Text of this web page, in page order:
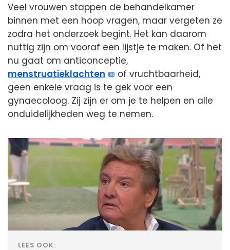
Veel vrouwen stappen de behandelkamer
binnen met een hoop vragen, maar vergeten ze
zodra het onderzoek begint. Het kan daarom
nuttig zijn om vooraf een lijstje te maken. Of het
nu gaat om anticonceptie,
menstruatieklachten
of vruchtbaarheid,
geen enkele vraag is te gek voor een
gynaecoloog. Zij zijn er om je te helpen en alle
onduidelijkheden weg te nemen.
LEES OOK: